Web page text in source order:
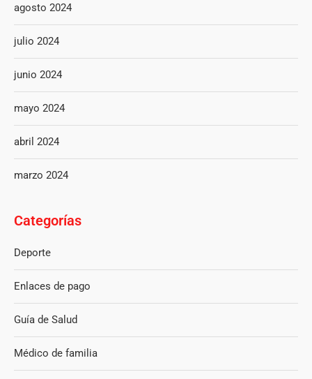
agosto 2024
julio 2024
junio 2024
mayo 2024
abril 2024
marzo 2024
Categorías
Deporte
Enlaces de pago
Guía de Salud
Médico de familia